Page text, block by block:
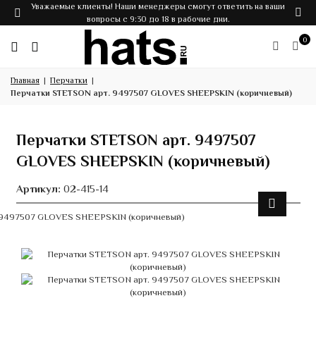
Уважаемые клиенты! Наши менеджеры смогут ответить на ваши
вопросы с 9:30 до 18 в рабочие дни.
0
Главная
Перчатки
Перчатки STETSON арт. 9497507 GLOVES SHEEPSKIN (коричневый)
Перчатки STETSON арт. 9497507
GLOVES SHEEPSKIN (коричневый)
Артикул: 02-415-14